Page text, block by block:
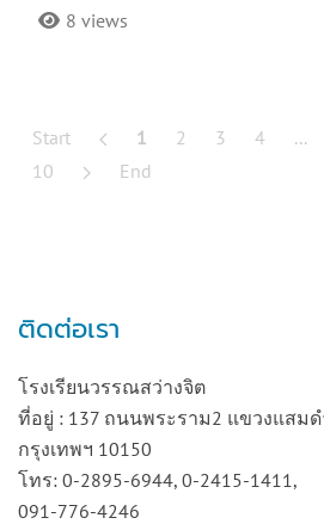
8 views
Start 1 2 3 4 ...
10
End
ติดต่อเรา
โรงเรียนวรรณสว่างจิต
ที่อยู่ : 137 ถนนพระราม2 แขวงแสม
กรุงเทพฯ 10150
โทร: 0-2895-6944, 0-2415-1411,
091-776-4246